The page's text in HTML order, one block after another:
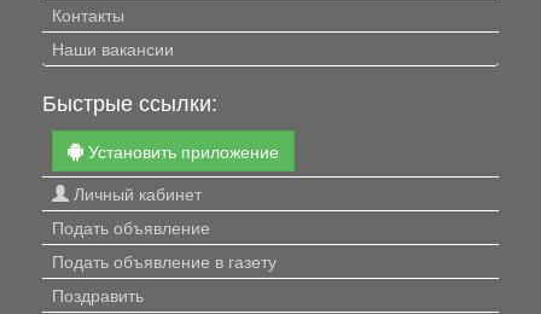
Контакты
Наши вакансии
Быстрые ссылки:
Установить приложение
Личный кабинет
Подать объявление
Подать объявление в газету
Поздравить